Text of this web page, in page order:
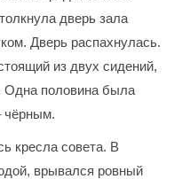
дверь зала
Дверь распахнулась.
из двух сидений,
Одна половина была
чёрным.
кресла совета. В
врывался ровный